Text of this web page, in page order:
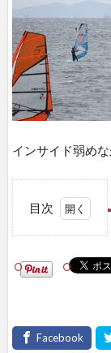
インサイド弱め
目次
アし
て